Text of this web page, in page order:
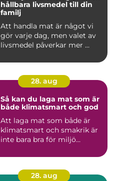
hållbara livsmedel till din
familj
Att handla mat är något vi
gör varje dag, men valet av
livsmedel påverkar mer ...
28. aug
Så kan du laga mat som är
både klimatsmart och god
Att laga mat som både är
klimatsmart och smakrik är
inte bara bra för miljö...
28. aug